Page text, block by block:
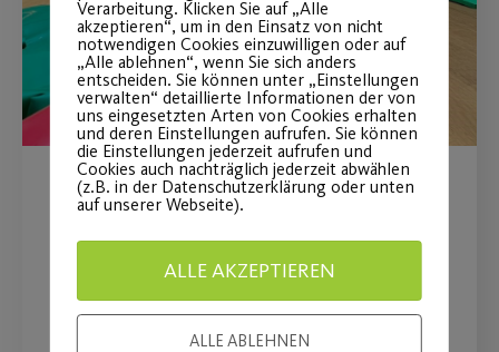
Sommerferienticket
Für Mitglieder und Nicht-Mitglieder
WEITERLESEN
Verarbeitung. Klicken Sie auf „Alle
akzeptieren“, um in den Einsatz von nicht
notwendigen Cookies einzuwilligen oder auf
„Alle ablehnen“, wenn Sie sich anders
entscheiden. Sie können unter „Einstellungen
verwalten“ detaillierte Informationen der von
uns eingesetzten Arten von Cookies erhalten
und deren Einstellungen aufrufen. Sie können
die Einstellungen jederzeit aufrufen und
Cookies auch nachträglich jederzeit abwählen
(z.B. in der Datenschutzerklärung oder unten
auf unserer Webseite).
ALLE AKZEPTIEREN
ALLE ABLEHNEN